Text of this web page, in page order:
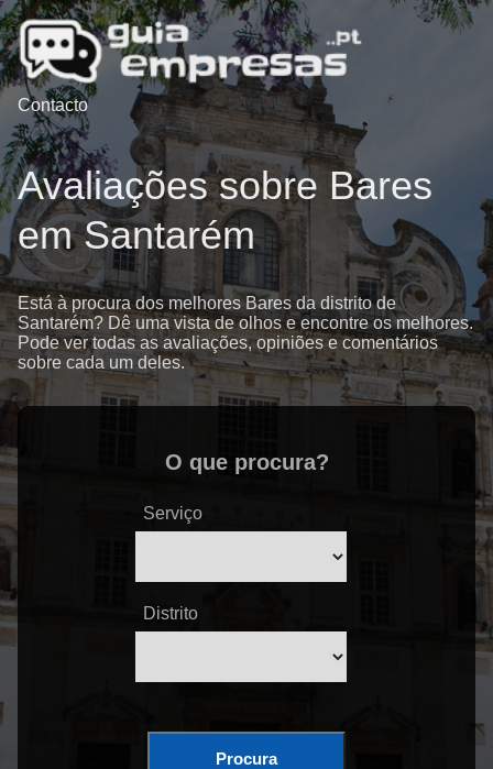
Contacto
Avaliações sobre Bares
em Santarém
Está à procura dos melhores Bares da distrito de
Santarém? Dê uma vista de olhos e encontre os melhores.
Pode ver todas as avaliações, opiniões e comentários
sobre cada um deles.
O que procura?
Serviço
Distrito
Procura